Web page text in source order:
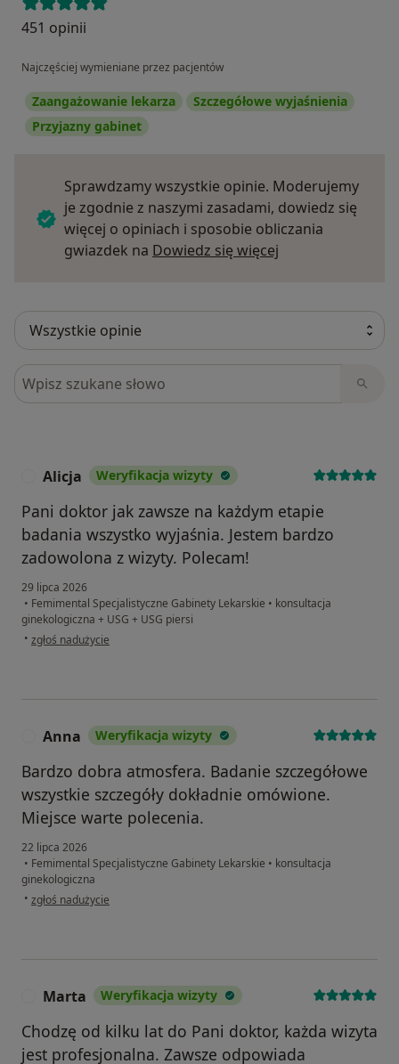
451 opinii
Najczęściej wymieniane przez pacjentów
Zaangażowanie lekarza
Szczegółowe wyjaśnienia
Przyjazny gabinet
Sprawdzamy wszystkie opinie. Moderujemy
je zgodnie z naszymi zasadami, dowiedz się
więcej o opiniach i sposobie obliczania
gwiazdek na Dowiedz się więcej
Szukaj w opiniach
Alicja Weryfikacja wizyty
Pani doktor jak zawsze na każdym etapie
badania wszystko wyjaśnia. Jestem bardzo
zadowolona z wizyty. Polecam!
29 lipca 2026
• Femimental Specjalistyczne Gabinety Lekarskie • konsultacja
ginekologiczna + USG + USG piersi
• w opinii użytkownika Alicja
zgłoś nadużycie
Anna Weryfikacja wizyty
Bardzo dobra atmosfera. Badanie szczegółowe
wszystkie szczegóły dokładnie omówione.
Miejsce warte polecenia.
22 lipca 2026
• Femimental Specjalistyczne Gabinety Lekarskie • konsultacja
ginekologiczna
• w opinii użytkownika Anna
zgłoś nadużycie
Marta Weryfikacja wizyty
Chodzę od kilku lat do Pani doktor, każda wizyta
jest profesjonalna. Zawsze odpowiada